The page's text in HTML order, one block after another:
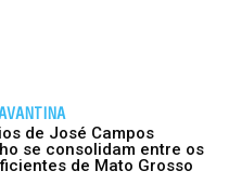
de José Campos
se consolidam entre os
de Mato Grosso